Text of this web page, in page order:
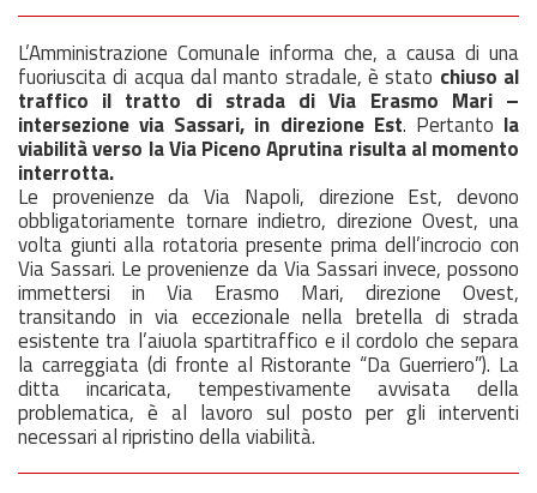
L’Amministrazione Comunale informa che, a causa di una
fuoriuscita di acqua dal manto stradale, è stato chiuso al
traffico il tratto di strada di Via Erasmo Mari –
intersezione via Sassari, in direzione Est. Pertanto la
viabilità verso la Via Piceno Aprutina risulta al momento
interrotta.
Le provenienze da Via Napoli, direzione Est, devono
obbligatoriamente tornare indietro, direzione Ovest, una
volta giunti alla rotatoria presente prima dell’incrocio con
Via Sassari. Le provenienze da Via Sassari invece, possono
immettersi in Via Erasmo Mari, direzione Ovest,
transitando in via eccezionale nella bretella di strada
esistente tra l’aiuola spartitraffico e il cordolo che separa
la carreggiata (di fronte al Ristorante “Da Guerriero”). La
ditta incaricata, tempestivamente avvisata della
problematica, è al lavoro sul posto per gli interventi
necessari al ripristino della viabilità.